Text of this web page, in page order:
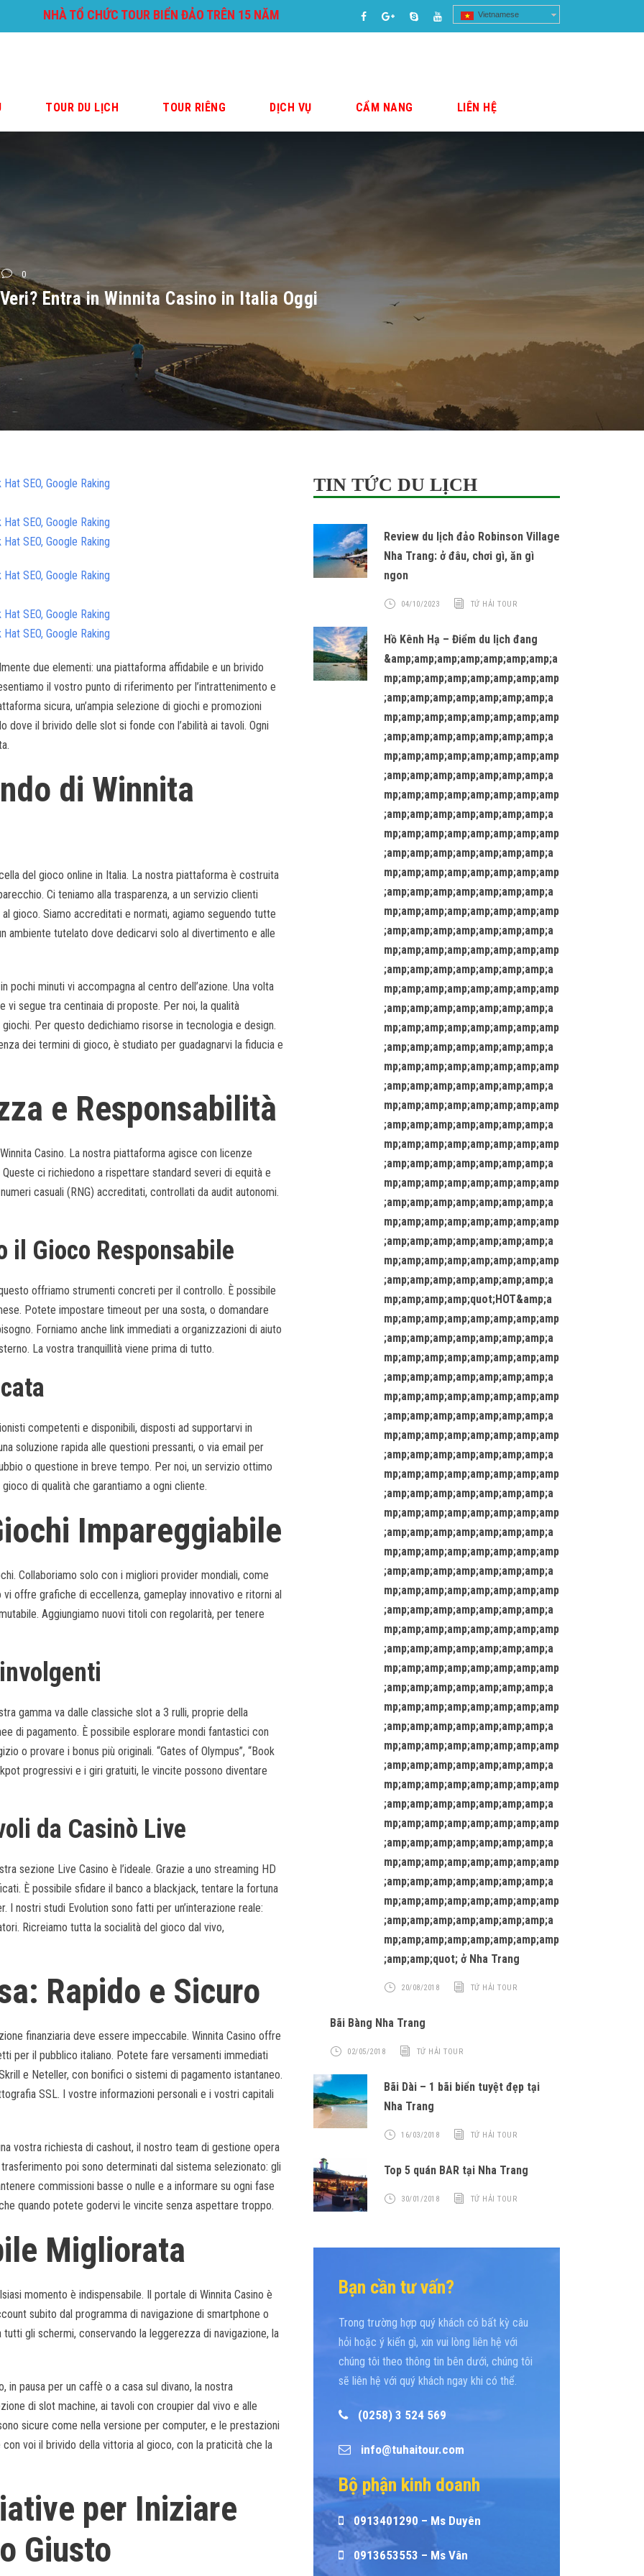
NHÀ TỔ CHỨC TOUR BIỂN ĐẢO TRÊN 15 NĂM Vietnamese
TOUR DU LỊCH TOUR RIÊNG DỊCH VỤ CẨM NANG LIÊN HỆ
0
Entra in Winnita Casino in Italia Oggi
SEO, Google Raking
SEO, Google Raking
SEO, Google Raking
SEO, Google Raking
SEO, Google Raking
SEO, Google Raking
due elementi: una piattaforma affidabile e un brivido
il vostro punto di riferimento per l’intrattenimento e
sicura, un’ampia selezione di giochi e promozioni
il brivido delle slot si fonde con l’abilità ai tavoli. Ogni
di Winnita
del gioco online in Italia. La nostra piattaforma è costruita
Ci teniamo alla trasparenza, a un servizio clienti
gioco. Siamo accreditati e normati, agiamo seguendo tutte
ambiente tutelato dove dedicarvi solo al divertimento e alle
pochi minuti vi accompagna al centro dell’azione. Una volta
vi segue tra centinaia di proposte. Per noi, la qualità
Per questo dedichiamo risorse in tecnologia e design.
dei termini di gioco, è studiato per guadagnarvi la fiducia e
e Responsabilità
Casino. La nostra piattaforma agisce con licenze
ci richiedono a rispettare standard severi di equità e
casuali (RNG) accreditati, controllati da audit autonomi.
il Gioco Responsabile
offriamo strumenti concreti per il controllo. È possibile
Potete impostare timeout per una sosta, o domandare
Forniamo anche link immediati a organizzazioni di aiuto
La vostra tranquillità viene prima di tutto.
competenti e disponibili, disposti ad supportarvi in
soluzione rapida alle questioni pressanti, o via email per
o questione in breve tempo. Per noi, un servizio ottimo
di qualità che garantiamo a ogni cliente.
Impareggiabile
Collaboriamo solo con i migliori provider mondiali, come
vi offre grafiche di eccellenza, gameplay innovativo e ritorni al
Aggiungiamo nuovi titoli con regolarità, per tenere
gamma va dalle classiche slot a 3 rulli, proprie della
di pagamento. È possibile esplorare mondi fantastici con
o provare i bonus più originali. “Gates of Olympus”, “Book
progressivi e i giri gratuiti, le vincite possono diventare
da Casinò Live
sezione Live Casino è l’ideale. Grazie a uno streaming HD
È possibile sfidare il banco a blackjack, tentare la fortuna
I nostri studi Evolution sono fatti per un’interazione reale:
Ricreiamo tutta la socialità del gioco dal vivo,
Rapido e Sicuro
finanziaria deve essere impeccabile. Winnita Casino offre
per il pubblico italiano. Potete fare versamenti immediati
e Neteller, con bonifici o sistemi di pagamento istantaneo.
SSL. I vostre informazioni personali e i vostri capitali
vostra richiesta di cashout, il nostro team di gestione opera
poi sono determinati dal sistema selezionato: gli
commissioni basse o nulle e a informare su ogni fase
quando potete godervi le vincite senza aspettare troppo.
Migliorata
momento è indispensabile. Il portale di Winnita Casino è
subito dal programma di navigazione di smartphone o
gli schermi, conservando la leggerezza di navigazione, la
pausa per un caffè o a casa sul divano, la nostra
di slot machine, ai tavoli con croupier dal vivo e alle
sicure come nella versione per computer, e le prestazioni
voi il brivido della vittoria al gioco, con la praticità che la
per Iniziare
Giusto
TIN TỨC DU LỊCH
Review du lịch đảo Robinson Village
Nha Trang: ở đâu, chơi gì, ăn gì
ngon
04/10/2023 TỨ HẢI TOUR
Hồ Kênh Hạ – Điểm du lịch đang
&amp;amp;amp;amp;amp;amp;amp;a
mp;amp;amp;amp;amp;amp;amp;amp
;amp;amp;amp;amp;amp;amp;amp;a
mp;amp;amp;amp;amp;amp;amp;amp
;amp;amp;amp;amp;amp;amp;amp;a
mp;amp;amp;amp;amp;amp;amp;amp
;amp;amp;amp;amp;amp;amp;amp;a
mp;amp;amp;amp;amp;amp;amp;amp
;amp;amp;amp;amp;amp;amp;amp;a
mp;amp;amp;amp;amp;amp;amp;amp
;amp;amp;amp;amp;amp;amp;amp;a
mp;amp;amp;amp;amp;amp;amp;amp
;amp;amp;amp;amp;amp;amp;amp;a
mp;amp;amp;amp;amp;amp;amp;amp
;amp;amp;amp;amp;amp;amp;amp;a
mp;amp;amp;amp;amp;amp;amp;amp
;amp;amp;amp;amp;amp;amp;amp;a
mp;amp;amp;amp;amp;amp;amp;amp
;amp;amp;amp;amp;amp;amp;amp;a
mp;amp;amp;amp;amp;amp;amp;amp
;amp;amp;amp;amp;amp;amp;amp;a
mp;amp;amp;amp;amp;amp;amp;amp
;amp;amp;amp;amp;amp;amp;amp;a
mp;amp;amp;amp;amp;amp;amp;amp
;amp;amp;amp;amp;amp;amp;amp;a
mp;amp;amp;amp;amp;amp;amp;amp
;amp;amp;amp;amp;amp;amp;amp;a
mp;amp;amp;amp;amp;amp;amp;amp
;amp;amp;amp;amp;amp;amp;amp;a
mp;amp;amp;amp;amp;amp;amp;amp
;amp;amp;amp;amp;amp;amp;amp;a
mp;amp;amp;amp;amp;amp;amp;amp
;amp;amp;amp;amp;amp;amp;amp;a
mp;amp;amp;amp;quot;HOT&amp;a
mp;amp;amp;amp;amp;amp;amp;amp
;amp;amp;amp;amp;amp;amp;amp;a
mp;amp;amp;amp;amp;amp;amp;amp
;amp;amp;amp;amp;amp;amp;amp;a
mp;amp;amp;amp;amp;amp;amp;amp
;amp;amp;amp;amp;amp;amp;amp;a
mp;amp;amp;amp;amp;amp;amp;amp
;amp;amp;amp;amp;amp;amp;amp;a
mp;amp;amp;amp;amp;amp;amp;amp
;amp;amp;amp;amp;amp;amp;amp;a
mp;amp;amp;amp;amp;amp;amp;amp
;amp;amp;amp;amp;amp;amp;amp;a
mp;amp;amp;amp;amp;amp;amp;amp
;amp;amp;amp;amp;amp;amp;amp;a
mp;amp;amp;amp;amp;amp;amp;amp
;amp;amp;amp;amp;amp;amp;amp;a
mp;amp;amp;amp;amp;amp;amp;amp
;amp;amp;amp;amp;amp;amp;amp;a
mp;amp;amp;amp;amp;amp;amp;amp
;amp;amp;amp;amp;amp;amp;amp;a
mp;amp;amp;amp;amp;amp;amp;amp
;amp;amp;amp;amp;amp;amp;amp;a
mp;amp;amp;amp;amp;amp;amp;amp
;amp;amp;amp;amp;amp;amp;amp;a
mp;amp;amp;amp;amp;amp;amp;amp
;amp;amp;amp;amp;amp;amp;amp;a
mp;amp;amp;amp;amp;amp;amp;amp
;amp;amp;amp;amp;amp;amp;amp;a
mp;amp;amp;amp;amp;amp;amp;amp
;amp;amp;amp;amp;amp;amp;amp;a
mp;amp;amp;amp;amp;amp;amp;amp
;amp;amp;amp;amp;amp;amp;amp;a
mp;amp;amp;amp;amp;amp;amp;amp
;amp;amp;quot; ở Nha Trang
20/08/2018 TỨ HẢI TOUR
Bãi Bàng Nha Trang
02/05/2018 TỨ HẢI TOUR
Bãi Dài – 1 bãi biển tuyệt đẹp tại
Nha Trang
16/03/2018 TỨ HẢI TOUR
Top 5 quán BAR tại Nha Trang
30/01/2018 TỨ HẢI TOUR
Bạn cần tư vấn?
Trong trường hợp quý khách có bất kỳ câu
hỏi hoặc ý kiến gì, xin vui lòng liên hệ với
chúng tôi theo thông tin bên dưới, chúng tôi
sẽ liên hệ với quý khách ngay khi có thể.
(0258) 3 524 569
info@tuhaitour.com
Bộ phận kinh doanh
0913401290 – Ms Duyên
0913653553 – Ms Vân